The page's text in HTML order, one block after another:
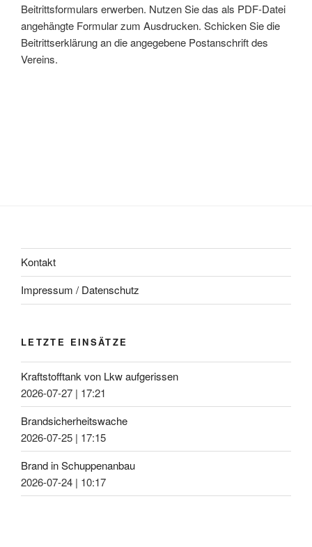
Beitrittsformulars erwerben. Nutzen Sie das als PDF-Datei
angehängte Formular zum Ausdrucken. Schicken Sie die
Beitrittserklärung an die angegebene Postanschrift des
Vereins.
Kontakt
Impressum / Datenschutz
LETZTE EINSÄTZE
Kraftstofftank von Lkw aufgerissen
2026-07-27 | 17:21
Brandsicherheitswache
2026-07-25 | 17:15
Brand in Schuppenanbau
2026-07-24 | 10:17